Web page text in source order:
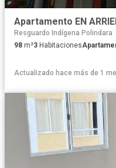
Resguardo Indígena Polindara
98 m²3 Habitaciones
Actualizado hace más de 1